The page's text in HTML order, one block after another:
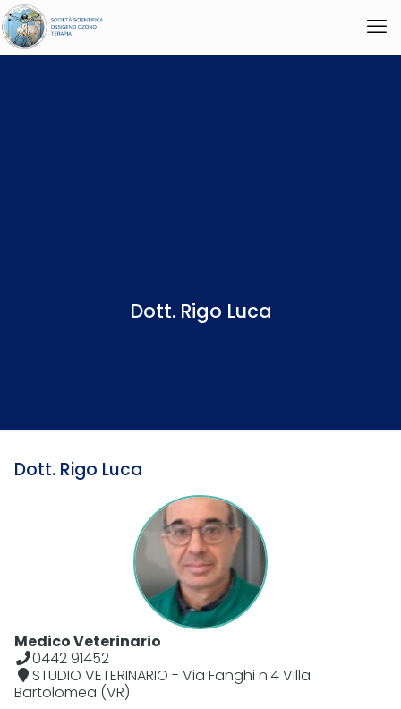
Dott. Rigo Luca
Dott. Rigo Luca
Medico Veterinario
0442 91452
STUDIO VETERINARIO - Via Fanghi n.4 Villa
Bartolomea (VR)